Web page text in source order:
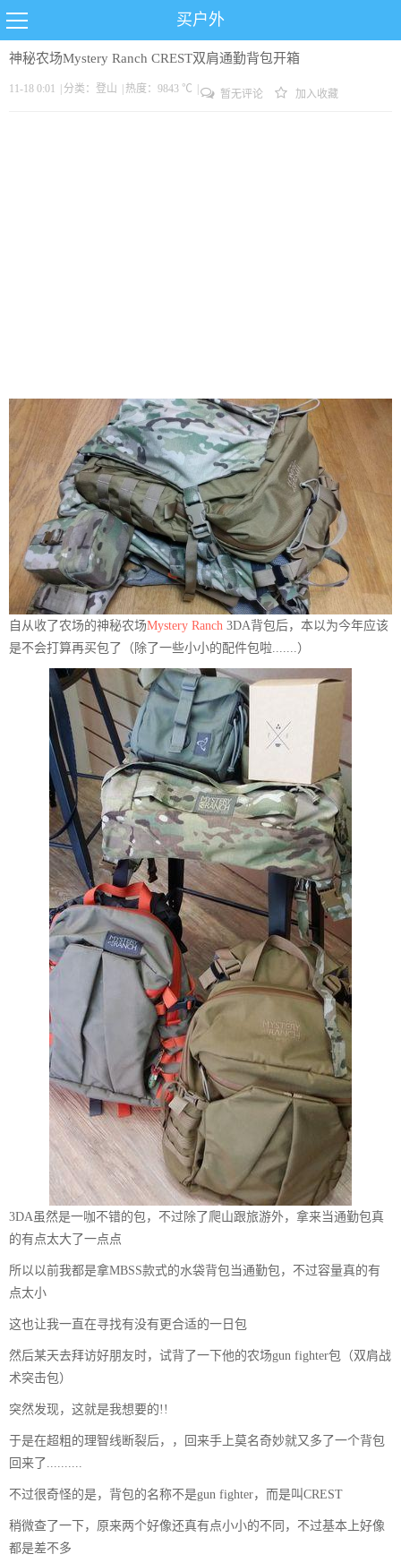
买户外
神秘农场Mystery Ranch CREST双肩通勤背包开箱
11-18 0:01 分类： 登山 热度：9843 ℃ 暂无评论 加入收藏
自从收了农场的神秘农场Mystery Ranch 3DA背包后，本以为今年应该
是不会打算再买包了（除了一些小小的配件包啦.......）
3DA虽然是一咖不错的包，不过除了爬山跟旅游外，拿来当通勤包真
的有点太大了一点点
所以以前我都是拿MBSS款式的水袋背包当通勤包，不过容量真的有
点太小
这也让我一直在寻找有没有更合适的一日包
然后某天去拜访好朋友时，试背了一下他的农场gun fighter包（双肩战
术突击包）
突然发现，这就是我想要的!!
于是在超粗的理智线断裂后，，回来手上莫名奇妙就又多了一个背包
回来了..........
不过很奇怪的是，背包的名称不是gun fighter，而是叫CREST
稍微查了一下，原来两个好像还真有点小小的不同，不过基本上好像
都是差不多